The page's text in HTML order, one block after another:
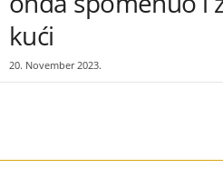
kući
20. November 2023.